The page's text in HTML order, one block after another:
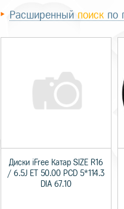
Расширенный поиск по
Диски iFree Катар SIZE R16
/ 6.5J ET 50.00 PCD 5*114.3
DIA 67.10